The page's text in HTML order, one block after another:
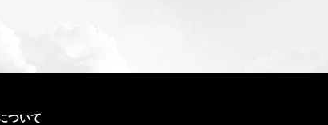
ついて